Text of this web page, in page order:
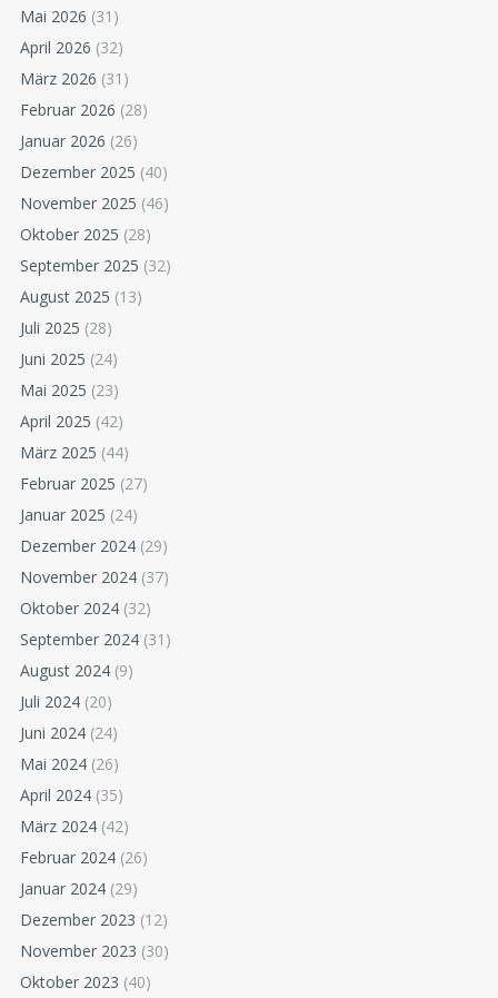
Mai 2026 (31)
April 2026 (32)
März 2026 (31)
Februar 2026 (28)
Januar 2026 (26)
Dezember 2025 (40)
November 2025 (46)
Oktober 2025 (28)
September 2025 (32)
August 2025 (13)
Juli 2025 (28)
Juni 2025 (24)
Mai 2025 (23)
April 2025 (42)
März 2025 (44)
Februar 2025 (27)
Januar 2025 (24)
Dezember 2024 (29)
November 2024 (37)
Oktober 2024 (32)
September 2024 (31)
August 2024 (9)
Juli 2024 (20)
Juni 2024 (24)
Mai 2024 (26)
April 2024 (35)
März 2024 (42)
Februar 2024 (26)
Januar 2024 (29)
Dezember 2023 (12)
November 2023 (30)
Oktober 2023 (40)